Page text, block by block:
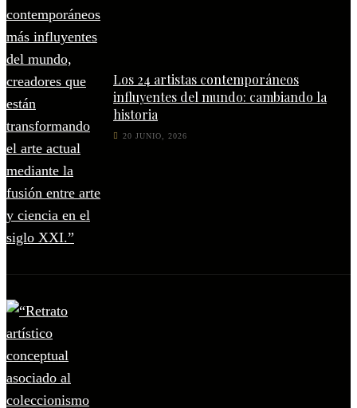
Los 24 artistas contemporáneos
influyentes del mundo: cambiando la
historia
20 JUNIO, 2026